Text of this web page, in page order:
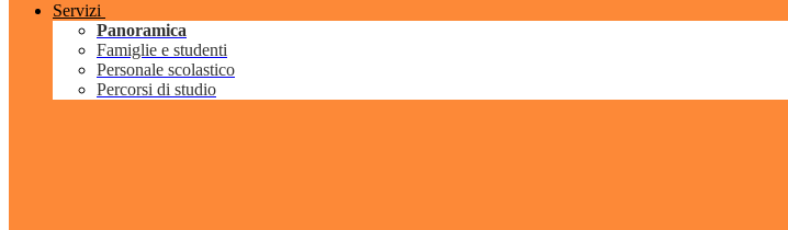
Servizi
Panoramica
Famiglie e studenti
Personale scolastico
Percorsi di studio